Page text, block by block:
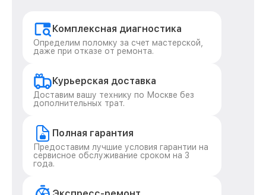
Комплексная диагностика
Определим поломку за счет мастерской,
даже при отказе от ремонта.
Курьерская доставка
Доставим вашу технику по Москве без
дополнительных трат.
Полная гарантия
Предоставим лучшие условия гарантии на
сервисное обслуживание сроком на 3
года.